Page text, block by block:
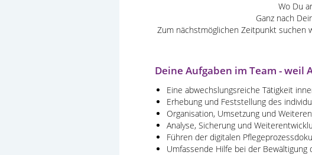
Wo Du
Ganz nach
Zum nächstmöglichen Zeitpunkt suchen
Deine Aufgaben im Team - weil
Eine abwechslungsreiche Tätigkeit
Erhebung und Feststellung des
Organisation, Umsetzung und
Analyse, Sicherung und
Führen der digitalen
Umfassende Hilfe bei der